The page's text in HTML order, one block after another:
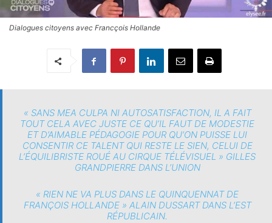
Dialogues citoyens avec Francçois Hollande
« SANS MEA CULPA NI AUTOSATISFACTION, IL A FAIT
TOUT CELA AVEC JUSTE CE QU’IL FAUT DE MODESTIE
ET D’AIMABLE PÉDAGOGIE POUR QU’ON PUISSE LUI
CONSENTIR CE TALENT QUI RESTE LE SIEN, CELUI DE
L’ÉQUILIBRISTE ROUÉ AU CIRQUE TÉLÉVISUEL » GILLES
GRANDPIERRE DANS L’UNION
« RIEN NE VA PLUS DANS LE QUINQUENNAT DE
FRANÇOIS HOLLANDE » ALAIN DUSSART DANS L’EST
RÉPUBLICAIN.